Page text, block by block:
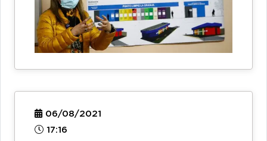
06/08/2021
17:16